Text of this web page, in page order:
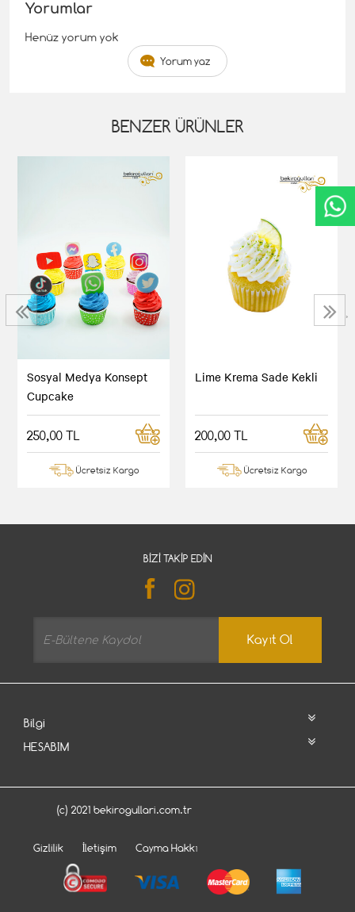
Yorumlar
Henüz yorum yok
Yorum yaz
BENZER ÜRÜNLER
Sosyal Medya Konsept
Cupcake
250,00 TL
Ücretsiz Kargo
Lime Krema Sade Kekli
200,00 TL
Ücretsiz Kargo
‹ ›
BIZI TAKIP EDIN
Kayıt Ol
Bilgi
HESABIM
(c) 2021 bekirogullari.com.tr
Gizlilik İletişim Cayma Hakkı